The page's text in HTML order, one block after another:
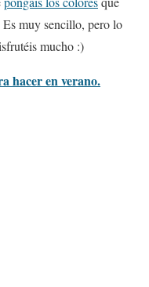
muy sencillo, pero lo
mucho :)
hacer en verano.